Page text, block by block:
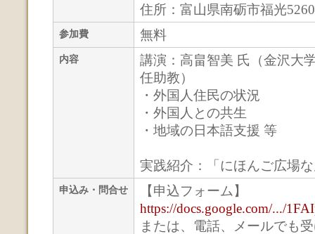
住所：富山県南砺市福光5260
参加費 無料
内容
講演：高畠智美 氏（金沢大
任助教）
・外国人住民の状況
・外国人との共生
・地域の日本語支援 等
実践紹介：「にほんご広場
申込み・問合せ
【申込フォーム】
https://docs.google.com/.../
または、電話、メールでも